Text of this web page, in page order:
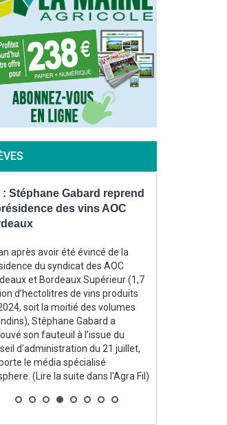
: Stéphane Gabard reprend
des vins AOC
après avoir été évincé de la
du syndicat des AOC
et Bordeaux Supérieur (1,7
d’hectolitres de vins produits
soit la moitié des volumes
Stéphane Gabard a
son fauteuil à l’issue du
d’administration du 21 juillet,
le média spécialisé
(Lire la suite dans l'Agra Fil)